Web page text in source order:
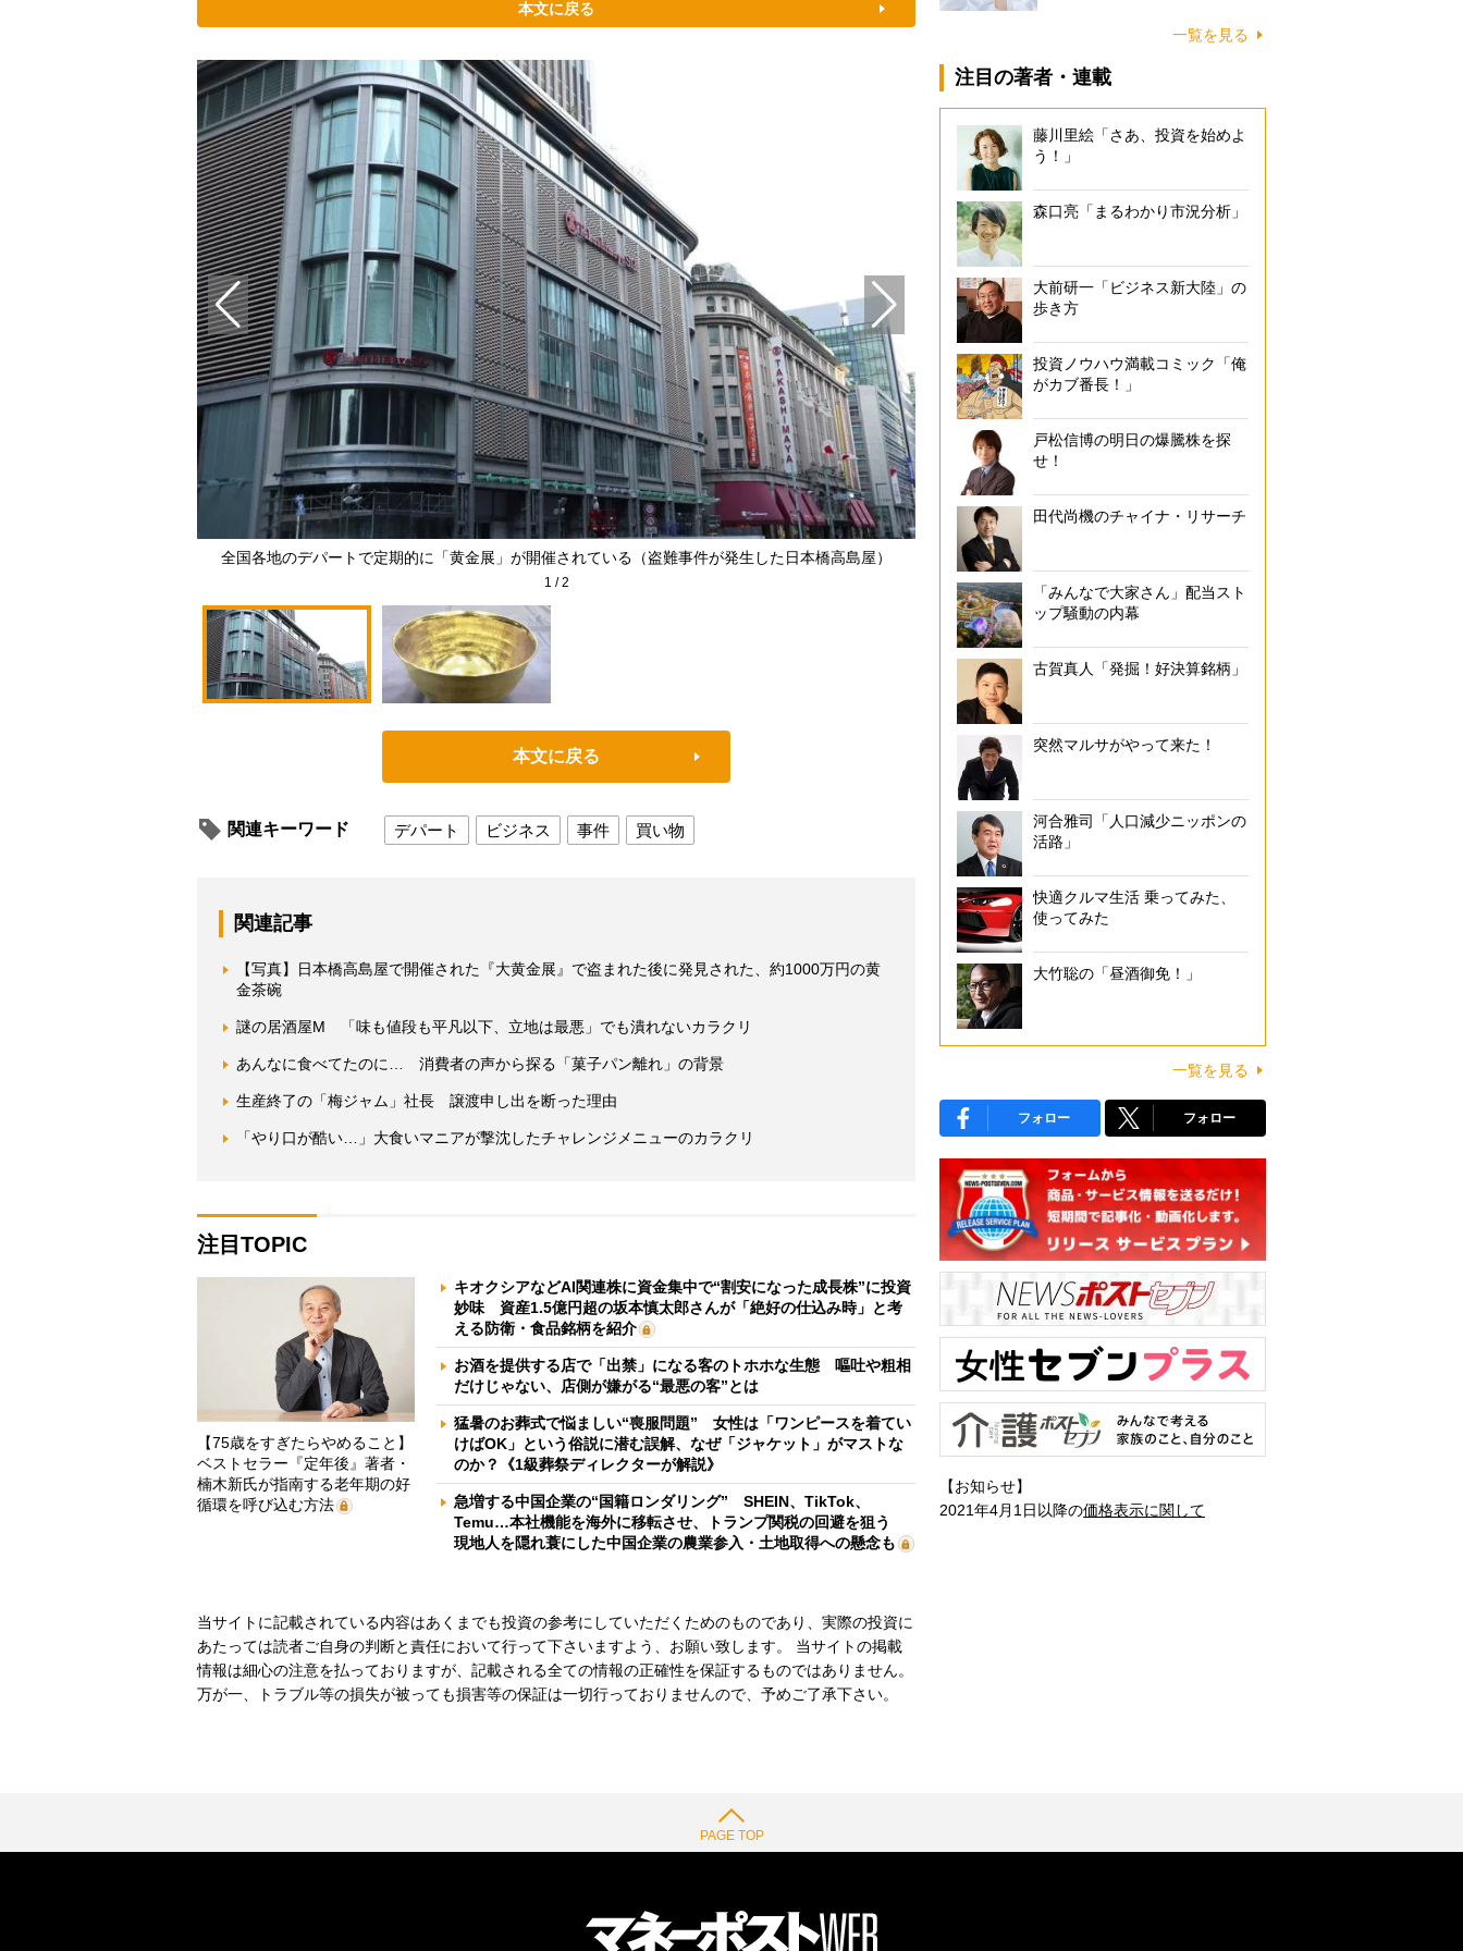
本文に戻る
全国各地のデパートで定期的に「黄金展」が開催されている（盗難事件が発生した日本橋高島屋） 日本橋高島屋で開催された『大黄金展』で盗まれた後に発見された、約
1 /2
本文に戻る
関連キーワード デパート ビジネス 事件 買い物
関連記事
【写真】日本橋高島屋で開催された『大黄金展』で盗まれた後に発見された、約1000万円の黄
金茶碗
謎の居酒屋M 「味も値段も平凡以下、立地は最悪」でも潰れないカラクリ
あんなに食べてたのに… 消費者の声から探る「菓子パン離れ」の背景
生産終了の「梅ジャム」社長 譲渡申し出を断った理由
「やり口が酷い…」大食いマニアが撃沈したチャレンジメニューのカラクリ
注目TOPIC
【75歳をすぎたらやめること】
ベストセラー『定年後』著者・
楠木新氏が指南する老年期の好
循環を呼び込む方法
キオクシアなどAI関連株に資金集中で“割安になった成長株”に投資
妙味 資産1.5億円超の坂本慎太郎さんが「絶好の仕込み時」と考
える防衛・食品銘柄を紹介
お酒を提供する店で「出禁」になる客のトホホな生態 嘔吐や粗相
だけじゃない、店側が嫌がる“最悪の客”とは
猛暑のお葬式で悩ましい“喪服問題” 女性は「ワンピースを着てい
けばOK」という俗説に潜む誤解、なぜ「ジャケット」がマストな
のか？《1級葬祭ディレクターが解説》
急増する中国企業の“国籍ロンダリング” SHEIN、TikTok、
Temu…本社機能を海外に移転させ、トランプ関税の回避を狙う
現地人を隠れ蓑にした中国企業の農業参入・土地取得への懸念も
当サイトに記載されている内容はあくまでも投資の参考にしていただくためのものであり、実際の投資に
あたっては読者ご自身の判断と責任において行って下さいますよう、お願い致します。 当サイトの掲載
情報は細心の注意を払っておりますが、記載される全ての情報の正確性を保証するものではありません。
万が一、トラブル等の損失が被っても損害等の保証は一切行っておりませんので、予めご了承下さい。
一覧を見る
注目の著者・連載
藤川里絵「さあ、投資を始めよ
う！」
森口亮「まるわかり市況分析」
大前研一「ビジネス新大陸」の
歩き方
投資ノウハウ満載コミック「俺
がカブ番長！」
戸松信博の明日の爆騰株を探
せ！
田代尚機のチャイナ・リサーチ
「みんなで大家さん」配当スト
ップ騒動の内幕
古賀真人「発掘！好決算銘柄」
突然マルサがやって来た！
河合雅司「人口減少ニッポンの
活路」
快適クルマ生活 乗ってみた、
使ってみた
大竹聡の「昼酒御免！」
一覧を見る
フォロー フォロー
【お知らせ】
2021年4月1日以降の価格表示に関して
PAGE TOP